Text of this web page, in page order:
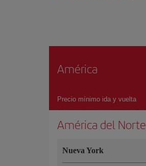
América
Precio mínimo ida y vuelta
América del Norte
Nueva York